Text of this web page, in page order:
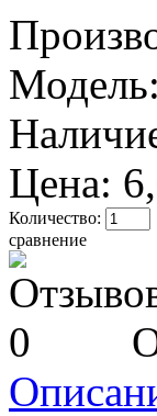
Модель:
Цена:
Количество:
сравнение